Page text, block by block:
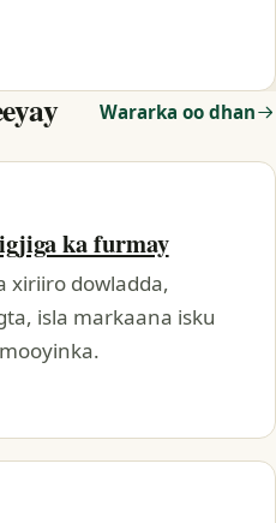
Wararka oo dhan
ka furmay
xiriiro dowladda,
isla markaana isku